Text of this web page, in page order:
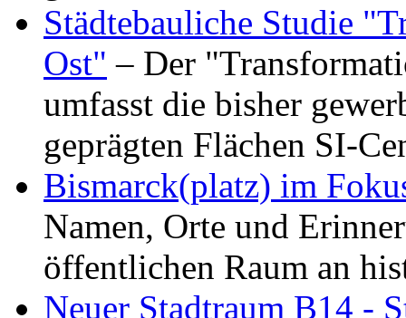
Städtebauliche Studie
Ost" – Der
umfasst die bisher
geprägten Flächen SI-
Bismarck(platz) im
Namen, Orte und
öffentlichen Raum an
Neuer Stadtraum B14 -